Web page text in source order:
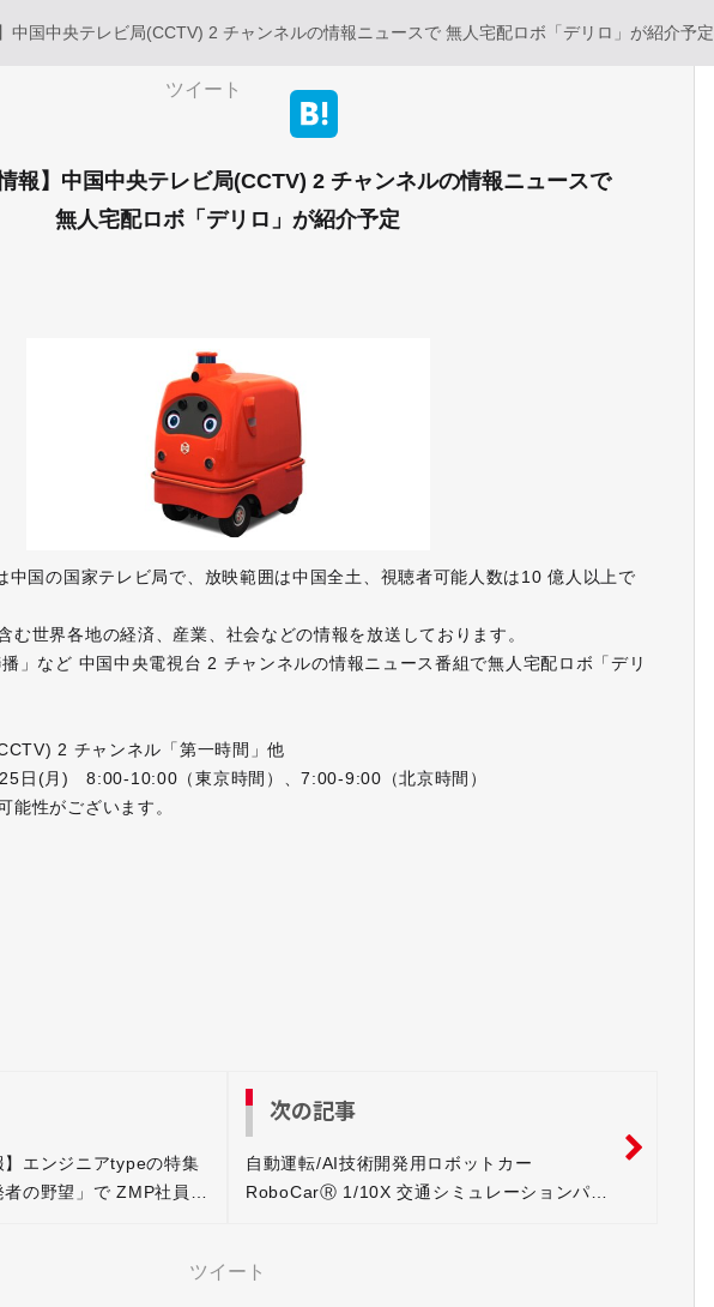
中国中央テレビ局(CCTV) 2 チャンネルの情報ニュースで 無人宅配ロボ「デリロ」が紹介予定
ツイート
報】中国中央テレビ局(CCTV) 2 チャンネルの情報ニュースで
無人宅配ロボ「デリロ」が紹介予定
中国の国家テレビ局で、放映範囲は中国全土、視聴者可能人数は10 億人以上で
む世界各地の経済、産業、社会などの情報を放送しております。
」など 中国中央電視台 2 チャンネルの情報ニュース番組で無人宅配ロボ「デリ
2 チャンネル「第一時間」他
日(月) 8:00-10:00（東京時間）、7:00-9:00（北京時間）
能性がございます。
】エンジニアtypeの特集
者の野望」で ZMP社員が
次の記事
自動運転/AI技術開発用ロボットカー
RoboCarⓇ 1/10X 交通シミュレーションパッ
ツイート